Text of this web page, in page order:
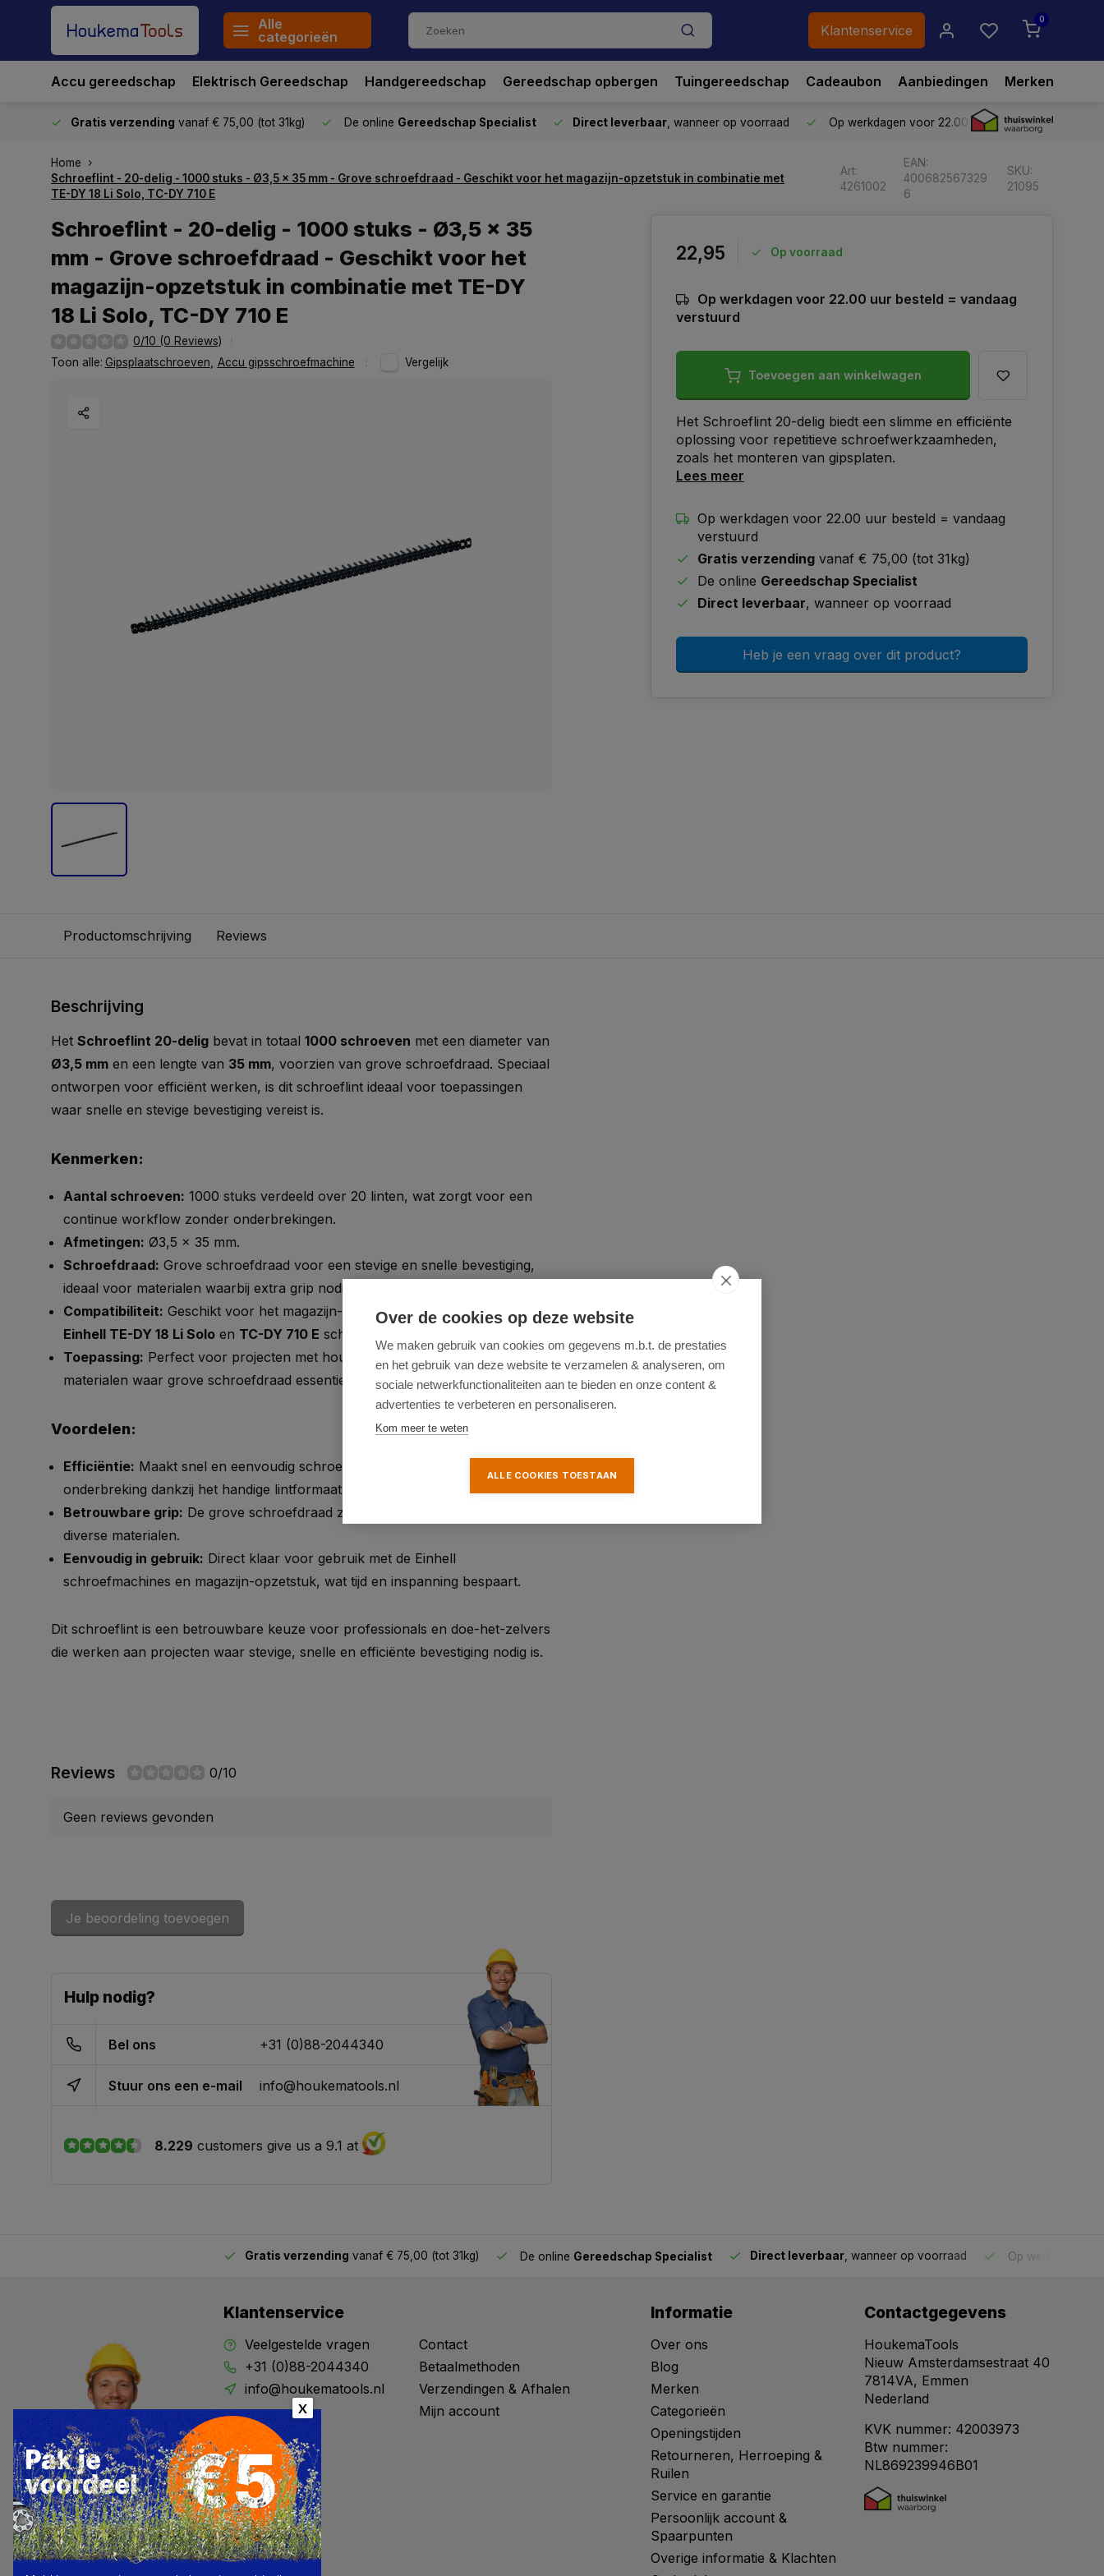
Alle
categorieën
Klantenservice
0
Accu gereedschap Elektrisch Gereedschap Handgereedschap Gereedschap opbergen Tuingereedschap Cadeaubon Aanbiedingen Merken
Gratis verzending vanaf € 75,00 (tot 31kg) De online Gereedschap Specialist Direct leverbaar , wanneer op voorraad Op werkdagen voor 22.00 uur besteld,vandaag
Home
Schroeflint - 20-delig - 1000 stuks - Ø3,5 x 35 mm - Grove schroefdraad - Geschikt voor het magazijn-opzetstuk in combinatie met
TE-DY 18 Li Solo, TC-DY 710 E
Art:
4261002
EAN:
400682567329
6
SKU:
21095
Schroeflint - 20-delig - 1000 stuks - Ø3,5 x 35
mm - Grove schroefdraad - Geschikt voor het
magazijn-opzetstuk in combinatie met TE-DY
18 Li Solo, TC-DY 710 E
0/10 (0 Reviews)
Toon alle: Gipsplaatschroeven Accu gipsschroefmachine Vergelijk
22,95 Op voorraad
Op werkdagen voor 22.00 uur besteld = vandaag
verstuurd
Toevoegen aan winkelwagen
Het Schroeflint 20-delig biedt een slimme en efficiënte
oplossing voor repetitieve schroefwerkzaamheden,
zoals het monteren van gipsplaten.
Lees meer
Op werkdagen voor 22.00 uur besteld = vandaag
verstuurd
Gratis verzending vanaf € 75,00 (tot 31kg)
De online Gereedschap Specialist
Direct leverbaar, wanneer op voorraad
Heb je een vraag over dit product?
Productomschrijving Reviews
Beschrijving
Het Schroeflint 20-delig bevat in totaal 1000 schroeven met een diameter van
Ø3,5 mm en een lengte van 35 mm, voorzien van grove schroefdraad. Speciaal
ontworpen voor efficiënt werken, is dit schroeflint ideaal voor toepassingen
waar snelle en stevige bevestiging vereist is.
Kenmerken:
Aantal schroeven: 1000 stuks verdeeld over 20 linten, wat zorgt voor een
continue workflow zonder onderbrekingen.
Afmetingen: Ø3,5 x 35 mm.
Schroefdraad: Grove schroefdraad voor een stevige en snelle bevestiging,
ideaal voor materialen waarbij extra grip nodig is.
Compatibiliteit: Geschikt voor het magazijn-opzetstuk in combinatie met de
Einhell TE-DY 18 Li Solo en TC-DY 710 E schroefmachines.
Toepassing: Perfect voor projecten met hout, gipsplaten, en andere
materialen waar grove schroefdraad essentieel is voor optimale bevestiging.
Voordelen:
Efficiëntie: Maakt snel en eenvoudig schroeven mogelijk zonder
onderbreking dankzij het handige lintformaat.
Betrouwbare grip: De grove schroefdraad zorgt voor stevige bevestiging in
diverse materialen.
Eenvoudig in gebruik: Direct klaar voor gebruik met de Einhell
schroefmachines en magazijn-opzetstuk, wat tijd en inspanning bespaart.
Dit schroeflint is een betrouwbare keuze voor professionals en doe-het-zelvers
die werken aan projecten waar stevige, snelle en efficiënte bevestiging nodig is.
Reviews 0/10
Geen reviews gevonden
Je beoordeling toevoegen
Hulp nodig?
Bel ons +31 (0)88-2044340
Stuur ons een e-mail info@houkematools.nl
8.229 customers give us a 9.1 at
Gratis verzending vanaf € 75,00 (tot 31kg) De online Gereedschap Specialist Direct leverbaar , wanneer op voorraad Op werkdagen
Klantenservice
Veelgestelde vragen
+31 (0)88-2044340
info@houkematools.nl
Contact
Betaalmethoden
Verzendingen & Afhalen
Mijn account
Informatie
Over ons
Blog
Merken
Categorieën
Openingstijden
Retourneren, Herroeping &
Ruilen
Service en garantie
Persoonlijk account &
Spaarpunten
Overige informatie & Klachten
Contactgegevens
HoukemaTools
Nieuw Amsterdamsestraat 40
7814VA, Emmen
Nederland
KVK nummer: 42003973
Btw nummer:
NL869239946B01
X
Over de cookies op deze website
We maken gebruik van cookies om gegevens m.b.t. de prestaties
en het gebruik van deze website te verzamelen & analyseren, om
sociale netwerkfunctionaliteiten aan te bieden en onze content &
advertenties te verbeteren en personaliseren.
Kom meer te weten
ALLE COOKIES TOESTAAN